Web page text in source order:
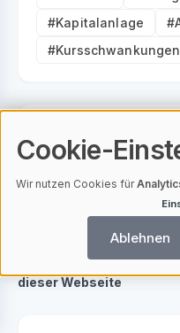
#Kapitalanlage
#Kursschwankungen
Hinweis zum Einsatz
dieser Webseite
Cookie-
Wir nutzen Cookies für
Ablehnen